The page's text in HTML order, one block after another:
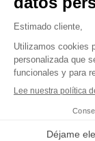
Manuales